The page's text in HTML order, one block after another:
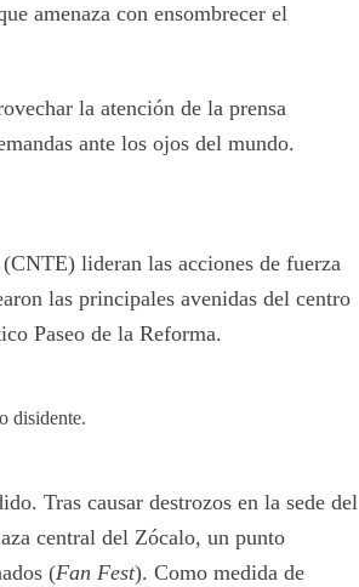
amenaza con ensombrecer el
la atención de la prensa
ante los ojos del mundo.
lideran las acciones de fuerza
las principales avenidas del centro
Paseo de la Reforma.
disidente.
Tras causar destrozos en la sede del
central del Zócalo, un punto
(Fan Fest). Como medida de